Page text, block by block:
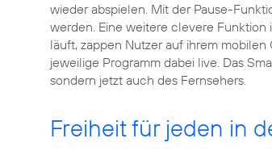
wieder abspielen. Mit der Pause-
werden. Eine weitere clevere Funktion
läuft, zappen Nutzer auf ihrem
jeweilige Programm dabei live. Das
sondern jetzt auch des Fernsehers.
Freiheit für jeden in